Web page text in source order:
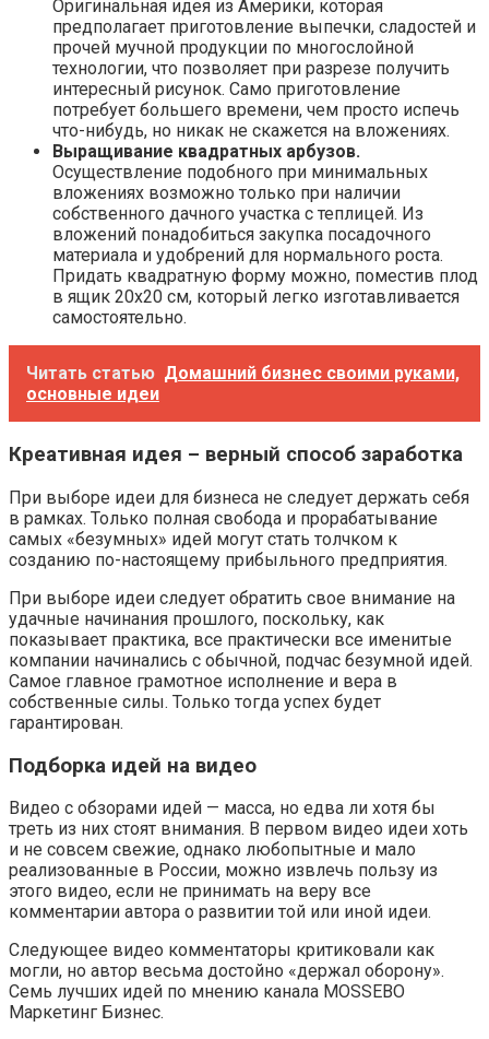
Оригинальная идея из Америки, которая
предполагает приготовление выпечки, сладостей и
прочей мучной продукции по многослойной
технологии, что позволяет при разрезе получить
интересный рисунок. Само приготовление
потребует большего времени, чем просто испечь
что-нибудь, но никак не скажется на вложениях.
Выращивание квадратных арбузов.
Осуществление подобного при минимальных
вложениях возможно только при наличии
собственного дачного участка с теплицей. Из
вложений понадобиться закупка посадочного
материала и удобрений для нормального роста.
Придать квадратную форму можно, поместив плод
в ящик 20х20 см, который легко изготавливается
самостоятельно.
Читать статью Домашний бизнес своими руками,
основные идеи
Креативная идея – верный способ заработка
При выборе идеи для бизнеса не следует держать себя
в рамках. Только полная свобода и прорабатывание
самых «безумных» идей могут стать толчком к
созданию по-настоящему прибыльного предприятия.
При выборе идеи следует обратить свое внимание на
удачные начинания прошлого, поскольку, как
показывает практика, все практически все именитые
компании начинались с обычной, подчас безумной идей.
Самое главное грамотное исполнение и вера в
собственные силы. Только тогда успех будет
гарантирован.
Подборка идей на видео
Видео с обзорами идей — масса, но едва ли хотя бы
треть из них стоят внимания. В первом видео идеи хоть
и не совсем свежие, однако любопытные и мало
реализованные в России, можно извлечь пользу из
этого видео, если не принимать на веру все
комментарии автора о развитии той или иной идеи.
Следующее видео комментаторы критиковали как
могли, но автор весьма достойно «держал оборону».
Семь лучших идей по мнению канала MOSSEBO
Маркетинг Бизнес.